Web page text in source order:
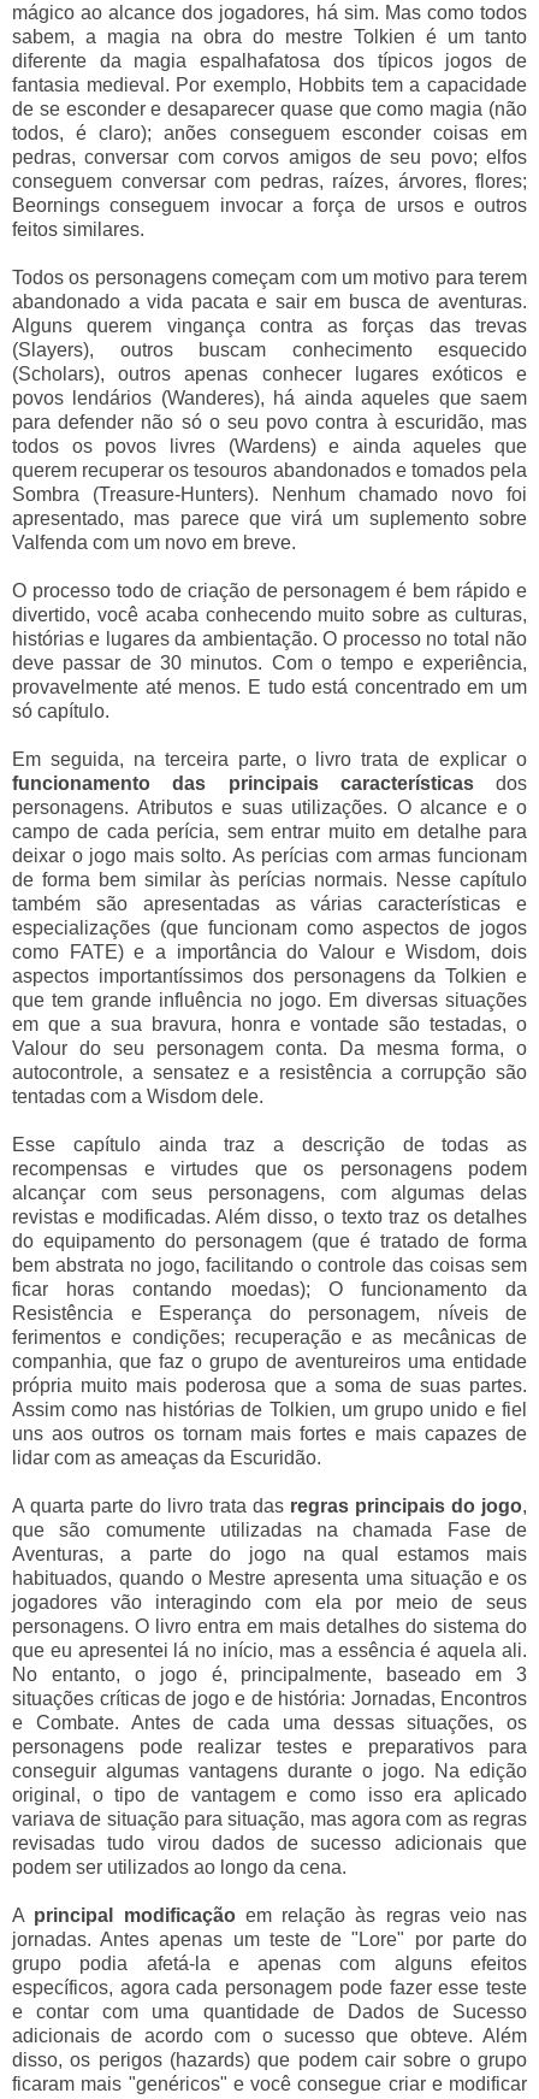
mágico ao alcance dos jogadores, há sim. Mas como todos
sabem, a magia na obra do mestre Tolkien é um tanto
diferente da magia espalhafatosa dos típicos jogos de
fantasia medieval. Por exemplo, Hobbits tem a capacidade
de se esconder e desaparecer quase que como magia (não
todos, é claro); anões conseguem esconder coisas em
pedras, conversar com corvos amigos de seu povo; elfos
conseguem conversar com pedras, raízes, árvores, flores;
Beornings conseguem invocar a força de ursos e outros
feitos similares.
Todos os personagens começam com um motivo para terem
abandonado a vida pacata e sair em busca de aventuras.
Alguns querem vingança contra as forças das trevas
(Slayers), outros buscam conhecimento esquecido
(Scholars), outros apenas conhecer lugares exóticos e
povos lendários (Wanderes), há ainda aqueles que saem
para defender não só o seu povo contra à escuridão, mas
todos os povos livres (Wardens) e ainda aqueles que
querem recuperar os tesouros abandonados e tomados pela
Sombra (Treasure-Hunters). Nenhum chamado novo foi
apresentado, mas parece que virá um suplemento sobre
Valfenda com um novo em breve.
O processo todo de criação de personagem é bem rápido e
divertido, você acaba conhecendo muito sobre as culturas,
histórias e lugares da ambientação. O processo no total não
deve passar de 30 minutos. Com o tempo e experiência,
provavelmente até menos. E tudo está concentrado em um
só capítulo.
Em seguida, na terceira parte, o livro trata de explicar o
funcionamento das principais característicasdos
personagens. Atributos e suas utilizações. O alcance e o
campo de cada perícia, sem entrar muito em detalhe para
deixar o jogo mais solto. As perícias com armas funcionam
de forma bem similar às perícias normais. Nesse capítulo
também são apresentadas as várias características e
especializações (que funcionam como aspectos de jogos
como FATE) e a importância do Valour e Wisdom, dois
aspectos importantíssimos dos personagens da Tolkien e
que tem grande influência no jogo. Em diversas situações
em que a sua bravura, honra e vontade são testadas, o
Valour do seu personagem conta. Da mesma forma, o
autocontrole, a sensatez e a resistência a corrupção são
tentadas com a Wisdom dele.
Esse capítulo ainda traz a descrição de todas as
recompensas e virtudes que os personagens podem
alcançar com seus personagens, com algumas delas
revistas e modificadas. Além disso, o texto traz os detalhes
do equipamento do personagem (que é tratado de forma
bem abstrata no jogo, facilitando o controle das coisas sem
ficar horas contando moedas); O funcionamento da
Resistência e Esperança do personagem, níveis de
ferimentos e condições; recuperação e as mecânicas de
companhia, que faz o grupo de aventureiros uma entidade
própria muito mais poderosa que a soma de suas partes.
Assim como nas histórias de Tolkien, um grupo unido e fiel
uns aos outros os tornam mais fortes e mais capazes de
lidar com as ameaças da Escuridão.
A quarta parte do livro trata das regras principais do jogo,
que são comumente utilizadas na chamada Fase de
Aventuras, a parte do jogo na qual estamos mais
habituados, quando o Mestre apresenta uma situação e os
jogadores vão interagindo com ela por meio de seus
personagens. O livro entra em mais detalhes do sistema do
que eu apresentei lá no início, mas a essência é aquela ali.
No entanto, o jogo é, principalmente, baseado em 3
situações críticas de jogo e de história: Jornadas, Encontros
e Combate. Antes de cada uma dessas situações, os
personagens pode realizar testes e preparativos para
conseguir algumas vantagens durante o jogo. Na edição
original, o tipo de vantagem e como isso era aplicado
variava de situação para situação, mas agora com as regras
revisadas tudo virou dados de sucesso adicionais que
podem ser utilizados ao longo da cena.
A principal modificaçãoem relação às regras veio nas
jornadas. Antes apenas um teste de "Lore" por parte do
grupo podia afetá-la e apenas com alguns efeitos
específicos, agora cada personagem pode fazer esse teste
e contar com uma quantidade de Dados de Sucesso
adicionais de acordo com o sucesso que obteve. Além
disso, os perigos (hazards) que podem cair sobre o grupo
ficaram mais "genéricos" e você consegue criar e modificar